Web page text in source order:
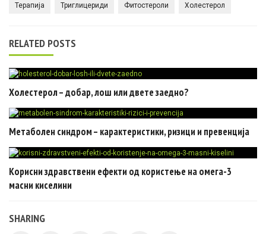
Терапија Триглицериди Фитостероли Холестерол
RELATED POSTS
Холестерол – добар, лош или двете заедно?
Метаболен синдром – карактеристики, ризици и превенција
Корисни здравствени ефекти од користење на омега-3
масни киселини
SHARING